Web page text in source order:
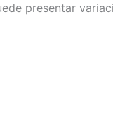
presentar